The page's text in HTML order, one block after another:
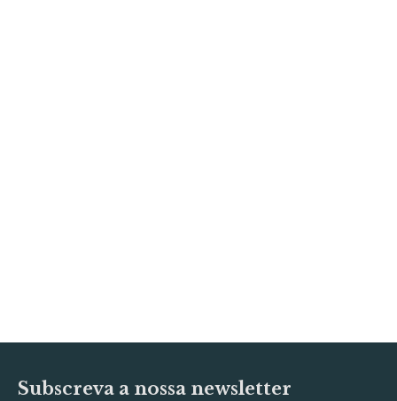
Subscreva a nossa newsletter